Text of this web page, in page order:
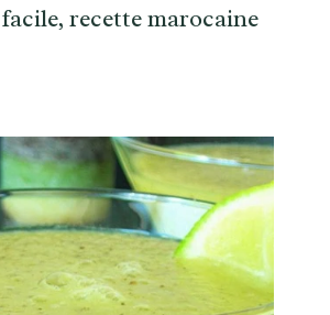
recette marocaine